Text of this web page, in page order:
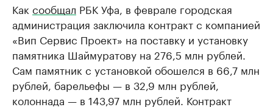
Как сообщал РБК Уфа, в феврале городская
администрация заключила контракт с компанией
«Вип Сервис Проект» на поставку и установку
памятника Шаймуратову на 276,5 млн рублей.
Сам памятник с установкой обошелся в 66,7 млн
рублей, барельефы — в 32,9 млн рублей,
колоннада — в 143,97 млн рублей. Контракт